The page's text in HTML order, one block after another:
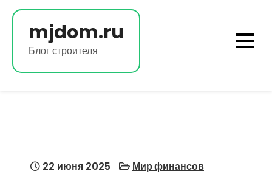
Перейти
содержимомуmjdom.ru
Блог строителя
22 июня 2025 Мир финансов